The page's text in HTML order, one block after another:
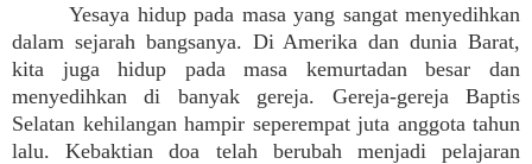
Yesaya hidup pada masa yang sangat menyedihkan
dalam sejarah bangsanya. Di Amerika dan dunia Barat,
kita juga hidup pada masa kemurtadan besar dan
menyedihkan di banyak gereja. Gereja-gereja Baptis
Selatan kehilangan hampir seperempat juta anggota tahun
lalu. Kebaktian doa telah berubah menjadi pelajaran